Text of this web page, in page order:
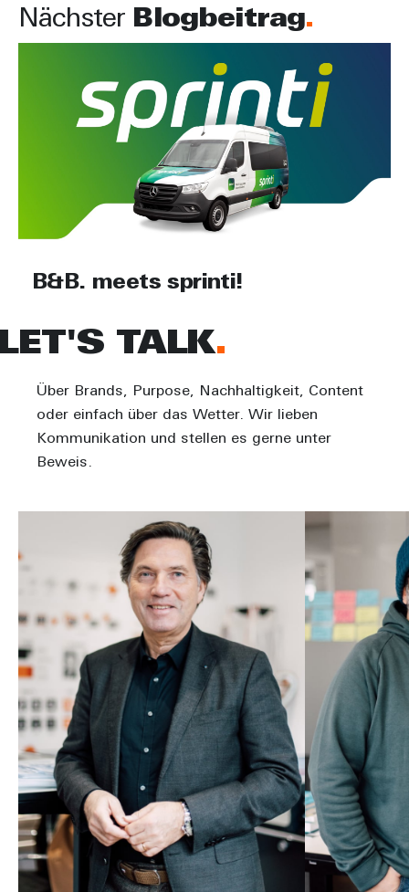
Nächster Blogbeitrag
B&B. meets sprinti!
TALK
Über Brands, Purpose, Nachhaltigkeit, Content
oder einfach über das Wetter. Wir lieben
Kommunikation und stellen es gerne unter
Beweis.